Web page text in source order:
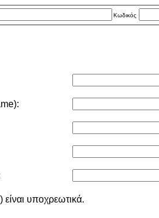
Κωδικός
είναι υποχρεωτικά.